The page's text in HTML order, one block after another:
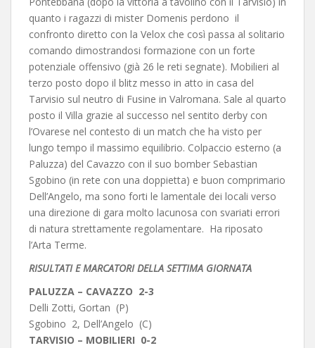
quanto i ragazzi di mister Domenis perdono il
confronto diretto con la Velox che così passa al solitario
comando dimostrandosi formazione con un forte
potenziale offensivo (già 26 le reti segnate). Mobilieri al
terzo posto dopo il blitz messo in atto in casa del
Tarvisio sul neutro di Fusine in Valromana. Sale al quarto
posto il Villa grazie al successo nel sentito derby con
l’Ovarese nel contesto di un match che ha visto per
lungo tempo il massimo equilibrio. Colpaccio esterno (a
Paluzza) del Cavazzo con il suo bomber Sebastian
Sgobino (in rete con una doppietta) e buon comprimario
Dell’Angelo, ma sono forti le lamentale dei locali verso
una direzione di gara molto lacunosa con svariati errori
di natura strettamente regolamentare. Ha riposato
l’Arta Terme.
RISULTATI E MARCATORI DELLA SETTIMA GIORNATA
PALUZZA – CAVAZZO 2-3
Delli Zotti, Gortan (P)
Sgobino 2, Dell’Angelo (C)
TARVISIO – MOBILIERI 0-2